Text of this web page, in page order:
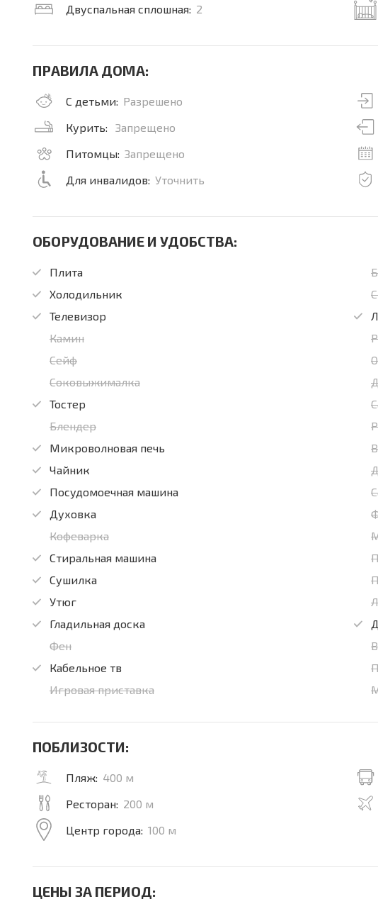
Двуспальная сплошная: 2
ПРАВИЛА ДОМА:
С детьми: Разрешено
Курить:
Запрещено
Питомцы: Запрещено
Для инвалидов: Уточнить
ОБОРУДОВАНИЕ И УДОБСТВА:
Плита
Холодильник
Телевизор
Камин
Сейф
Соковыжималка
Тостер
Блендер
Микроволновая печь
Чайник
Посудомоечная машина
Духовка
Кофеварка
Стиральная машина
Сушилка
Утюг
Гладильная доска
Фен
Кабельное тв
Игровая приставка
ПОБЛИЗОСТИ:
Пляж: 400 м
Ресторан: 200 м
Центр города: 100 м
ЦЕНЫ ЗА ПЕРИОД: